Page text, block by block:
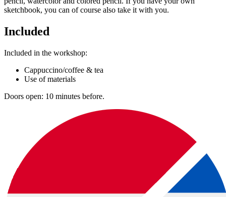
Download er een leuke cadeau-afdruk bij!
Onderstaande afbeeldingen kun je downloaden (met een klik) en
leuke afdruk bij wil geven.
Let op: De afdrukken zijn géén entreebewijs: om aan een workshop
mee te doen, is het nog wel nodig een inschrijving te doen op de
een passende kunt kiezen:
Voorbeelden van creatieve workshops tot €28:
sketchbook, you can of course also take it with you.
Included
Included in the workshop:
Cappuccino/coffee & tea
Use of materials
Doors open: 10 minutes before.